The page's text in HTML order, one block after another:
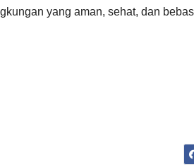
yang aman, sehat, dan